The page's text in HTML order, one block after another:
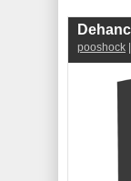
pooshock